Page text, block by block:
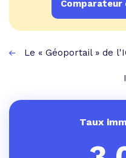
Le « Géoportail » de
Taux